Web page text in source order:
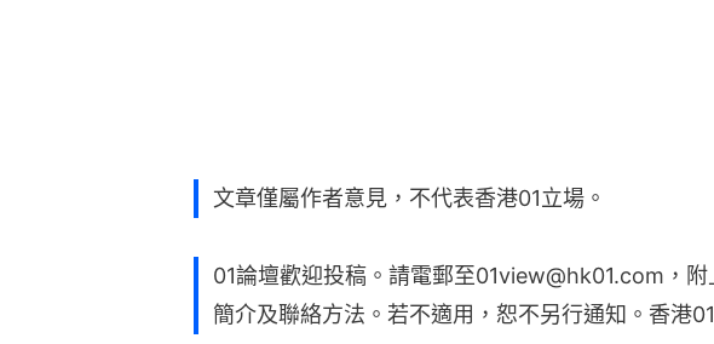
文章僅屬作者意見，不代表香港01立場。
01論壇歡迎投稿。請電郵至01view@hk01.com，
簡介及聯絡方法。若不適用，恕不另行通知。香港